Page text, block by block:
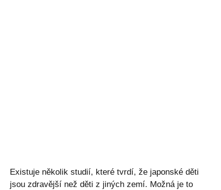
Existuje několik studií, které tvrdí, že japonské děti
jsou zdravější než děti z jiných zemí. Možná je to